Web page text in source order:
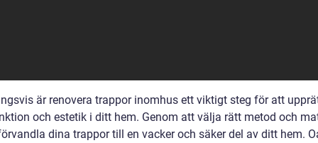
är renovera trappor inomhus ett viktigt steg för att
och estetik i ditt hem. Genom att välja rätt metod och
dina trappor till en vacker och säker del av ditt hem.